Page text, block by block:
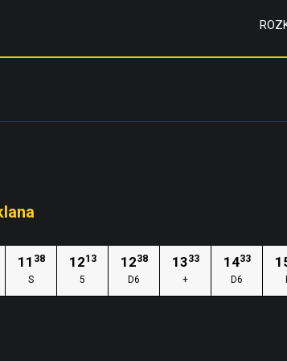
11 38
S
1213
5
1238
D6
1333
+
1433
D6